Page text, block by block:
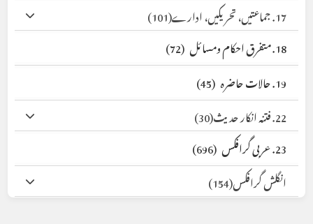
17. جماعتیں، تحریکیں، ادارے
(101)
18. متفرق احکام ومسائل
(72)
19. حالات حاضرہ
(45)
22. فتنہ انکار حدیث
(30)
23. عربی گرافکس
(696)
انگلش گرافکس(154)